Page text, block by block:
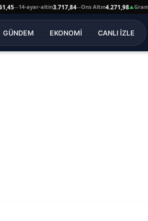
—14-ayar-altin3.717,84—Ons Altın4.271,98▲Gram
GÜNDEM EKONOMİ CANLI İZLE